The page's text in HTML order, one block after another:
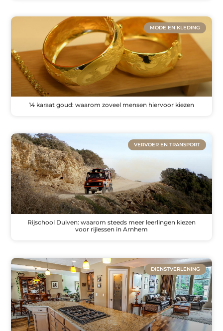
MODE EN KLEDING
14 karaat goud: waarom zoveel mensen hiervoor kiezen
VERVOER EN TRANSPORT
Rijschool Duiven: waarom steeds meer leerlingen kiezen
voor rijlessen in Arnhem
DIENSTVERLENING